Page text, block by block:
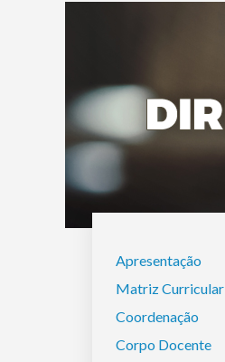
Apresentação
Matriz Curricular
Coordenação
Corpo Docente